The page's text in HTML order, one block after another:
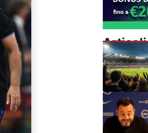
Articoli